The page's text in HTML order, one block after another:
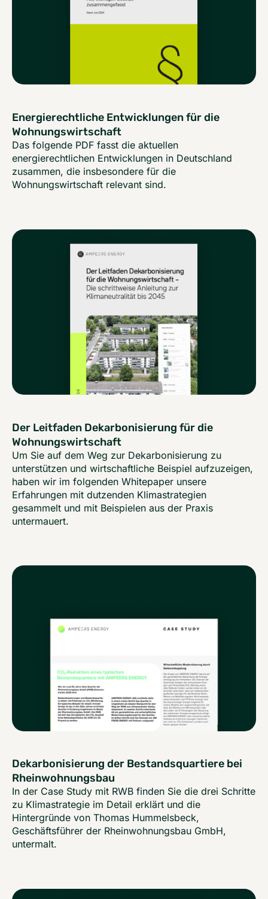
Energierechtliche Entwicklungen für die
Wohnungswirtschaft
Das folgende PDF fasst die aktuellen
energierechtlichen Entwicklungen in Deutschland
zusammen, die insbesondere für die
Wohnungswirtschaft relevant sind.
Der Leitfaden Dekarbonisierung für die
Wohnungswirtschaft
Um Sie auf dem Weg zur Dekarbonisierung zu
unterstützen und wirtschaftliche Beispiel aufzuzeigen,
haben wir im folgenden Whitepaper unsere
Erfahrungen mit dutzenden Klimastrategien
gesammelt und mit Beispielen aus der Praxis
untermauert.
Dekarbonisierung der Bestandsquartiere bei
Rheinwohnungsbau
In der Case Study mit RWB finden Sie die drei Schritte
zu Klimastrategie im Detail erklärt und die
Hintergründe von Thomas Hummelsbeck,
Geschäftsführer der Rheinwohnungsbau GmbH,
untermalt.